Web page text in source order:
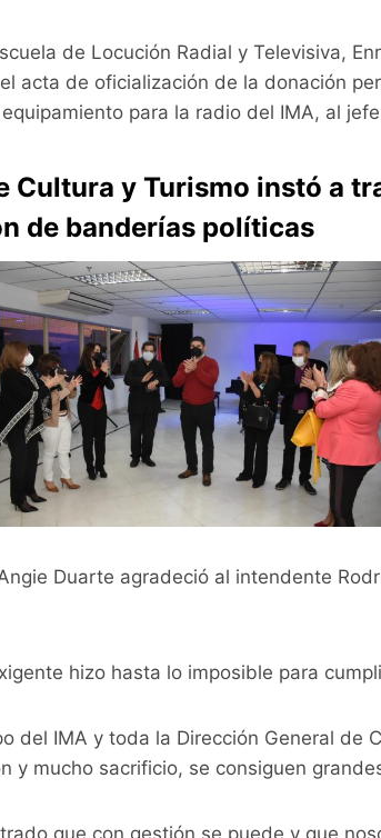
de Locución Radial y Televisiva,
acta de oficialización de la donación
para la radio del IMA, al
Cultura y Turismo instó a
de banderías políticas
Duarte agradeció al intendente
hizo hasta lo imposible para
del IMA y toda la Dirección General de
y mucho sacrificio, se consiguen